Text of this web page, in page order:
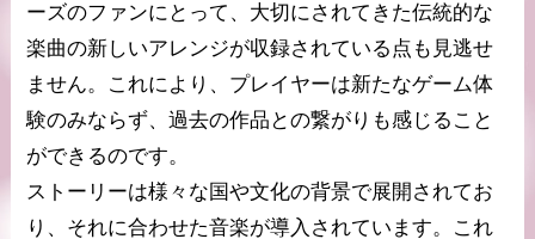
ーズのファンにとって、大切にされてきた伝統的な
楽曲の新しいアレンジが収録されている点も見逃せ
ません。これにより、プレイヤーは新たなゲーム体
験のみならず、過去の作品との繋がりも感じること
ができるのです。
ストーリーは様々な国や文化の背景で展開されてお
り、それに合わせた音楽が導入されています。これ